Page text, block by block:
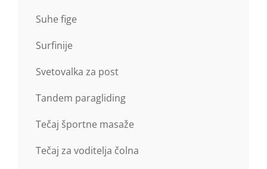
Suhe fige
Surfinije
Svetovalka za post
Tandem paragliding
Tečaj športne masaže
Tečaj za voditelja čolna